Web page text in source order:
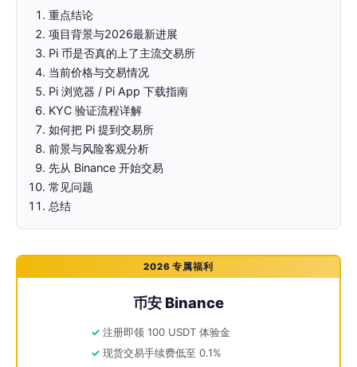
重点结论
项目背景与2026最新进展
Pi 币是否真的上了主流交易所
当前价格与交易情况
Pi 浏览器 / Pi App 下载指南
KYC 验证流程详解
如何把 Pi 提到交易所
前景与风险客观分析
先从 Binance 开始交易
常见问题
总结
2026 专属福利
币安 Binance
注册即领 100 USDT 体验金
现货交易手续费低至 0.1%